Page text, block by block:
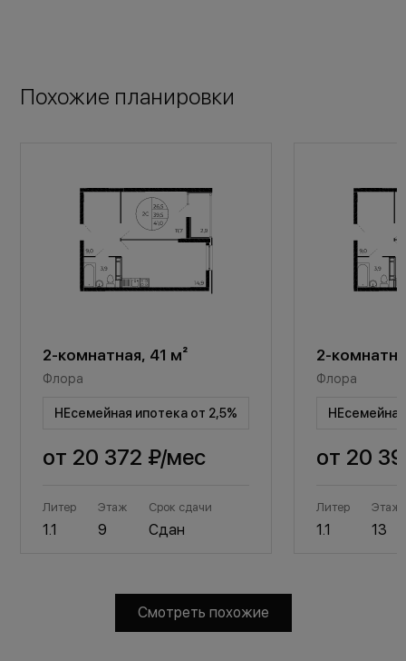
Похожие планировки
2-комнатная, 41 м²
Флора
НЕсемейная ипотека от 2,5%
от 20 372 ₽/мес
Литер
1.1
Этаж
9
Срок сдачи
Сдан
2-
Флора
от 20
Литер
1.1
Этаж
13
Смотреть похожие